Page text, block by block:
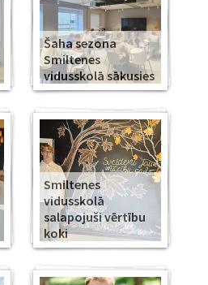
Šaha sezona
Smiltenes
vidusskolā sākusies
Smiltenes
vidusskolā
salapojuši vērtību
koki